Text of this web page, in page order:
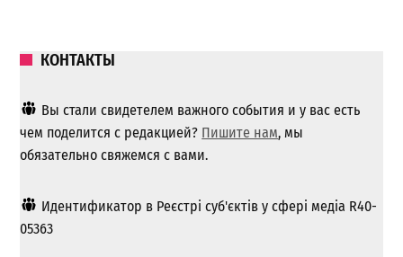
КОНТАКТЫ
Вы стали свидетелем важного события и у вас есть
чем поделится с редакцией? Пишите нам, мы
обязательно свяжемся с вами.
Идентификатор в Реєстрі суб'єктів у сфері медіа R40-
05363